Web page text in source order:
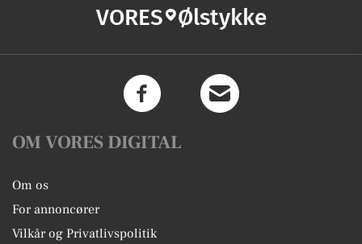
VORES Ølstykke
OM VORES DIGITAL
Om os
For annoncører
Vilkår og Privatlivspolitik